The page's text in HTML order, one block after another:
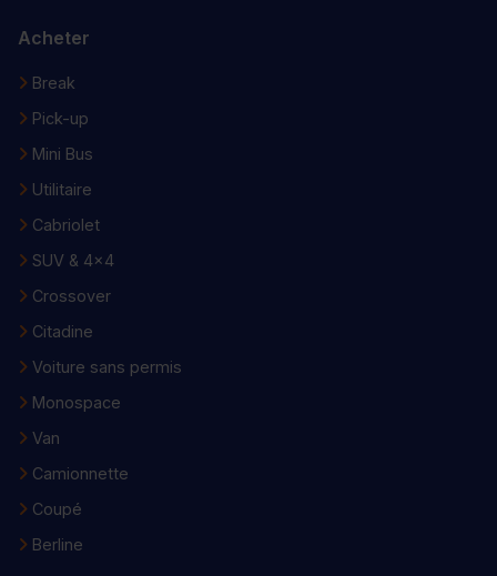
Acheter
Break
Pick-up
Mini Bus
Utilitaire
Cabriolet
SUV & 4x4
Crossover
Citadine
Voiture sans permis
Monospace
Van
Camionnette
Coupé
Berline